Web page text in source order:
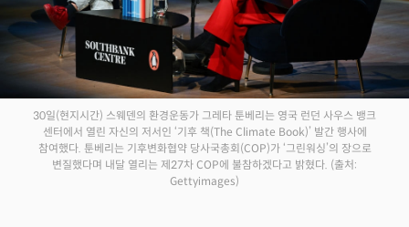
30일(현지시간) 스웨덴의 환경운동가 그레타 툰베리는 영국 런던 사우스 뱅크
센터에서 열린 자신의 저서인 ‘기후 책(The Climate Book)’ 발간 행사에
참여했다. 툰베리는 기후변화협약 당사국총회(COP)가 ‘그린워싱’의 장으로
변질했다며 내달 열리는 제27차 COP에 불참하겠다고 밝혔다. (출처:
Gettyimages)